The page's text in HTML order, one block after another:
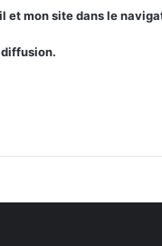
et mon site dans le